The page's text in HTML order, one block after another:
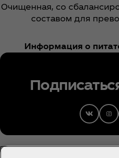
Очищенная, со
составом для
Информация о